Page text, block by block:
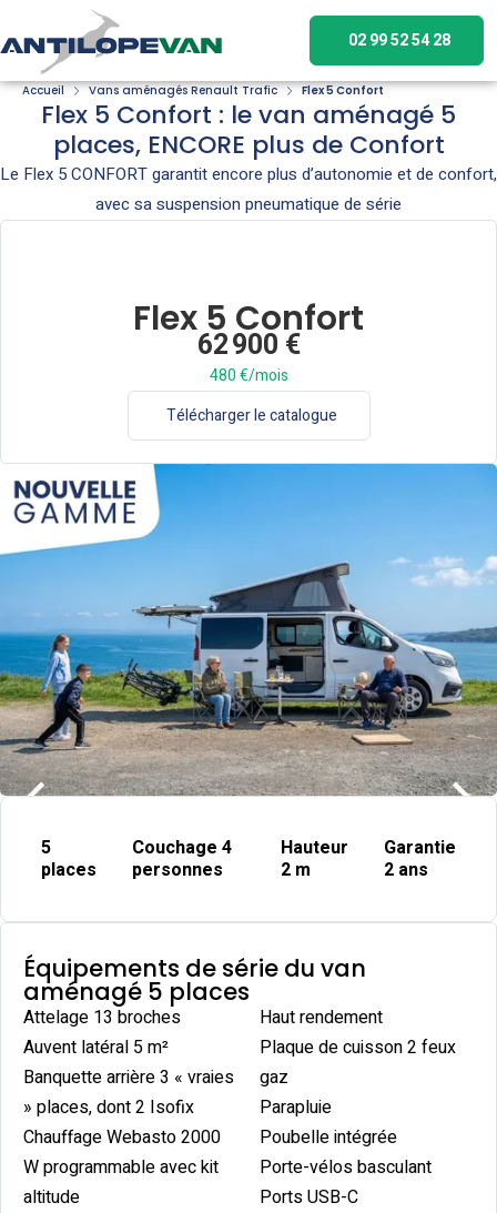
02 99 52 54 28
Accueil Vans aménagés Renault Trafic Flex 5 Confort
Flex 5 Confort : le van aménagé 5
places, ENCORE plus de Confort
Le Flex 5 CONFORT garantit encore plus d’autonomie et de confort,
avec sa suspension pneumatique de série​
Flex 5 Confort
62 900 €
480 €/mois
Télécharger le catalogue
Item
5
places
Couchage 4
personnes
Hauteur
2 m
Garantie
2 ans
Équipements de série du van
aménagé 5 places
Attelage 13 broches
Auvent latéral 5 m²
Banquette arrière 3 « vraies
» places, dont 2 Isofix
Chauffage Webasto 2000
W programmable avec kit
altitude
Haut rendement
Plaque de cuisson 2 feux
gaz
Parapluie
Poubelle intégrée
Porte-vélos basculant
Ports USB-C